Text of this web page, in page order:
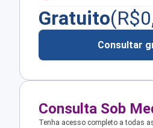
Gratuito(R$
Consultar
Consulta Sob
Tenha acesso completo a todas